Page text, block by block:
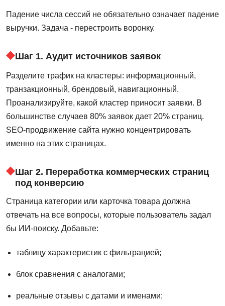
Падение числа сессий не обязательно означает падение
выручки. Задача - перестроить воронку.
Шаг 1. Аудит источников заявок
Разделите трафик на кластеры: информационный,
транзакционный, брендовый, навигационный.
Проанализируйте, какой кластер приносит заявки. В
большинстве случаев 80% заявок дает 20% страниц.
SEO-продвижение сайта нужно концентрировать
именно на этих страницах.
Шаг 2. Переработка коммерческих страниц
под конверсию
Страница категории или карточка товара должна
отвечать на все вопросы, которые пользователь задал
бы ИИ-поиску. Добавьте:
таблицу характеристик с фильтрацией;
блок сравнения с аналогами;
реальные отзывы с датами и именами;